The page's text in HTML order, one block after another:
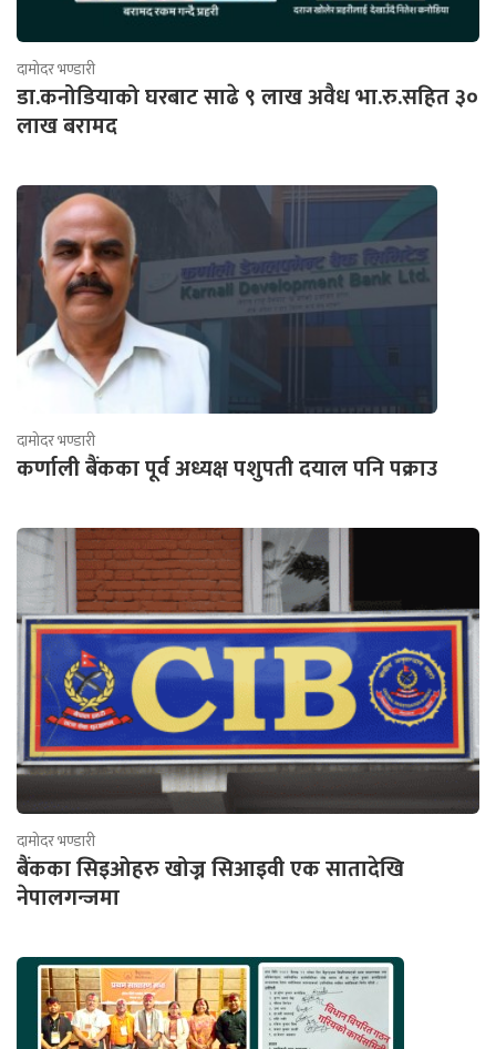
दामोदर भण्डारी
डा.कनोडियाको घरबाट साढे ९ लाख अवैध भा.रु.सहित ३०
लाख बरामद
दामोदर भण्डारी
कर्णाली बैंकका पूर्व अध्यक्ष पशुपती दयाल पनि पक्राउ
दामोदर भण्डारी
बैंकका सिइओहरु खोज्न सिआइवी एक सातादेखि
नेपालगन्जमा